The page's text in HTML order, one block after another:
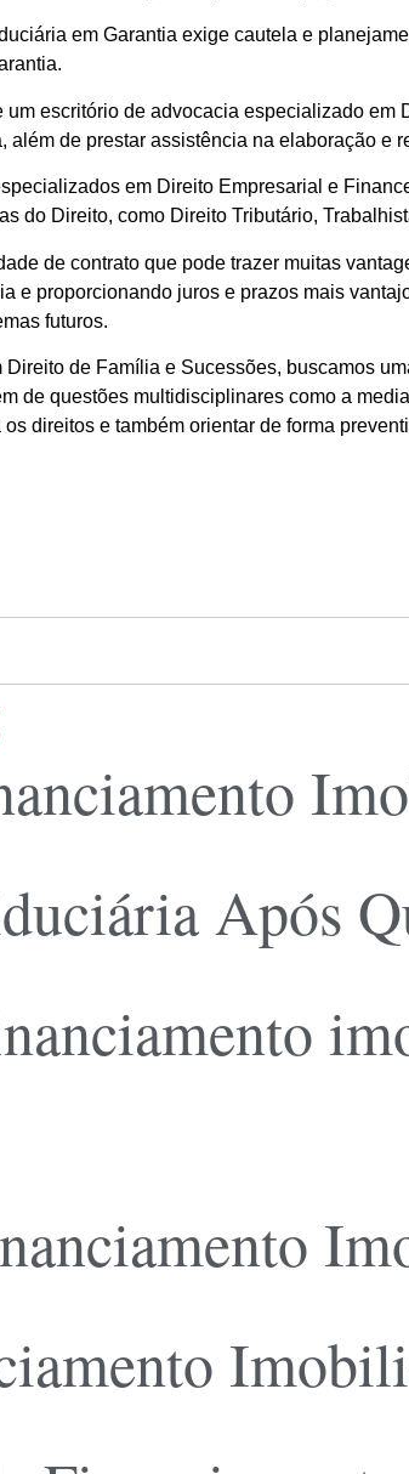
em Garantia exige cautela e
escritório de advocacia especializado
de prestar assistência na elaboração e
em Direito Empresarial e
do Direito, como Direito Tributário,
de contrato que pode trazer muitas
e proporcionando juros e prazos mais
futuros.
de Família e Sucessões, buscamos
de questões multidisciplinares como a
direitos e também orientar de forma
Após